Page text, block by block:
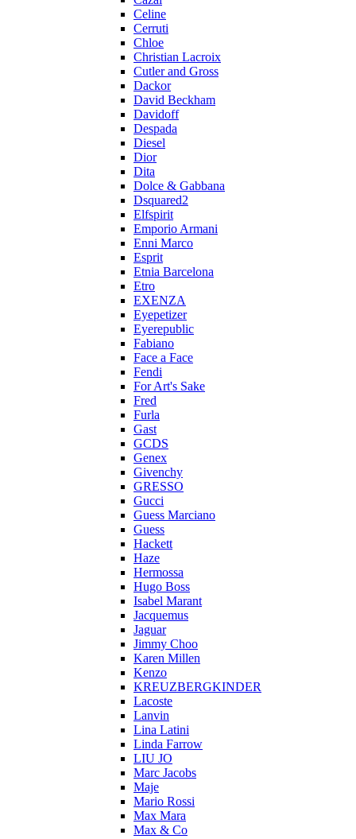
Celine
Cerruti
Chloe
Christian Lacroix
Cutler and Gross
Dackor
David Beckham
Davidoff
Despada
Diesel
Dior
Dita
Dolce & Gabbana
Dsquared2
Elfspirit
Emporio Armani
Enni Marco
Esprit
Etnia Barcelona
Etro
EXENZA
Eyepetizer
Eyerepublic
Fabiano
Face a Face
Fendi
For Art's Sake
Fred
Furla
Gast
GCDS
Genex
Givenchy
GRESSO
Gucci
Guess Marciano
Guess
Hackett
Haze
Hermossa
Hugo Boss
Isabel Marant
Jacquemus
Jaguar
Jimmy Choo
Karen Millen
Kenzo
KREUZBERGKINDER
Lacoste
Lanvin
Lina Latini
Linda Farrow
LIU JO
Marc Jacobs
Maje
Mario Rossi
Max Mara
Max & Co